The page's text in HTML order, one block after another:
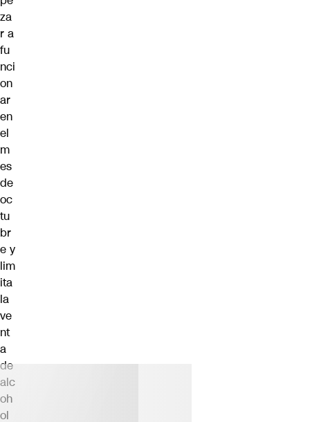
za
r a
fu
nci
on
ar
en
el
m
es
de
oc
tu
br
e y
lim
ita
la
ve
nt
a
de
alc
oh
ol